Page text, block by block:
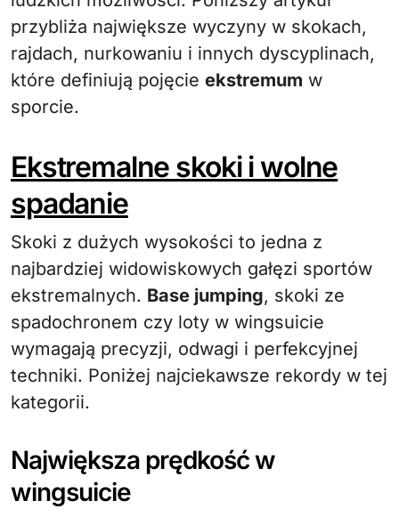
przybliża największe wyczyny w skokach,
rajdach, nurkowaniu i innych dyscyplinach,
które definiują pojęcie ekstremum w
sporcie.
Ekstremalne skoki i wolne
spadanie
Skoki z dużych wysokości to jedna z
najbardziej widowiskowych gałęzi sportów
ekstremalnych. Base jumping, skoki ze
spadochronem czy loty w wingsuicie
wymagają precyzji, odwagi i perfekcyjnej
techniki. Poniżej najciekawsze rekordy w tej
kategorii.
Największa prędkość w
wingsuicie